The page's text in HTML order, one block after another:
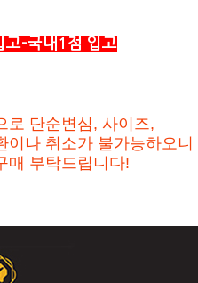
고-국내1점 입고
로 단순변심, 사이즈,
이나 취소가 불가능하오니
매 부탁드립니다!